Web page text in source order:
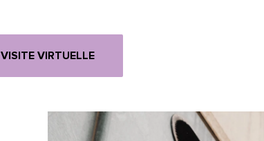
VISITE VIRTUELLE